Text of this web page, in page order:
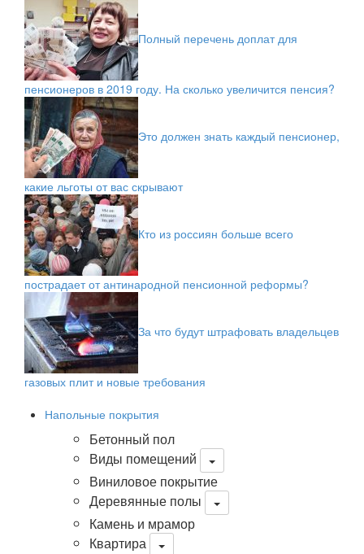
Полный перечень доплат для
пенсионеров в 2019 году. На сколько увеличится пенсия?
Это должен знать каждый пенсионер,
какие льготы от вас скрывают
Кто из россиян больше всего
пострадает от антинародной пенсионной реформы?
За что будут штрафовать владельцев
газовых плит и новые требования
Напольные покрытия
Бетонный пол
Виды помещений
Виниловое покрытие
Деревянные полы
Камень и мрамор
Квартира